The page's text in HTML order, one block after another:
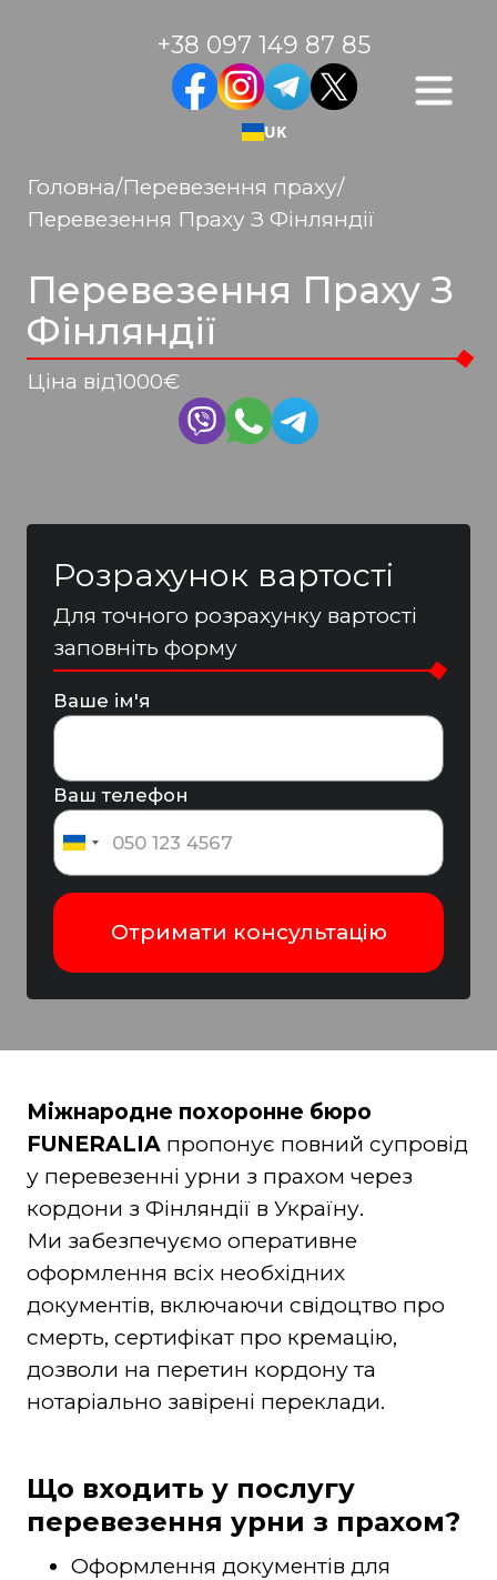
+38 097 149 87 85
UK
Головна/Перевезення праху/
Перевезення Праху З Фінляндії
Перевезення Праху З
Фінляндії
Ціна від1000€
Розрахунок вартості
Для точного розрахунку вартості
заповніть форму
Ваше ім'я
Ваш телефон
Міжнародне похоронне бюро
FUNERALIAпропонує повний супровід
у перевезенні урни з прахом через
кордони з Фінляндії в Україну.
Ми забезпечуємо оперативне
оформлення всіх необхідних
документів, включаючи свідоцтво про
смерть, сертифікат про кремацію,
дозволи на перетин кордону та
нотаріально завірені переклади.
Що входить у послугу
перевезення урни з прахом?
Оформлення документів для